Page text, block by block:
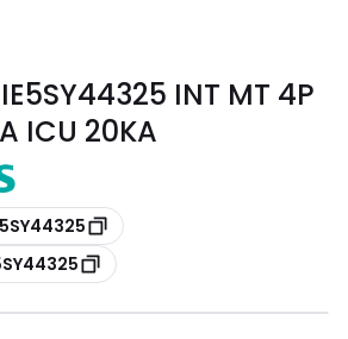
INT MT 4P
ICU 20KA